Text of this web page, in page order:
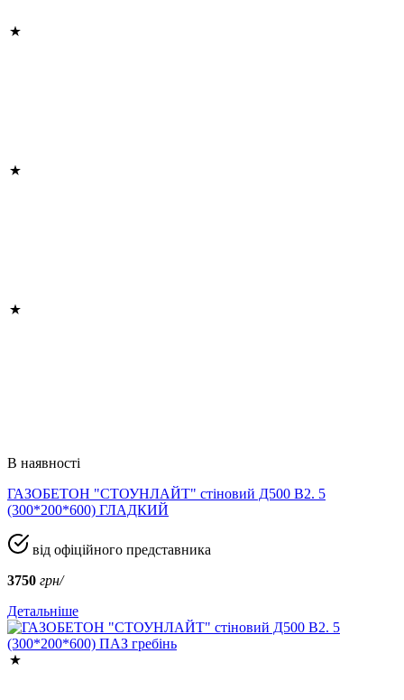
В наявності
ГАЗОБЕТОН "СТОУНЛАЙТ" стіновий Д500 В2. 5
(300*200*600) ГЛАДКИЙ
від офіційного представника
3750 грн/
Детальніше